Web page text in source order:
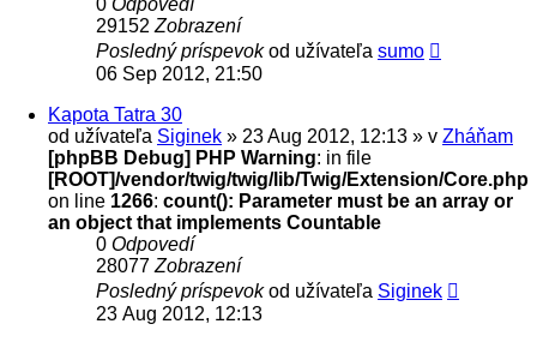
29152 Zobrazení
Posledný príspevokod užívateľa sumo
06 Sep 2012, 21:50
Kapota Tatra 30
od užívateľa Siginek » 23 Aug 2012, 12:13 » v Zháňam
[phpBB Debug] PHP Warning: in file
[ROOT]/vendor/twig/twig/lib/Twig/Extension/Core.php
on line 1266: count(): Parameter must be an array or
an object that implements Countable
0 Odpovedí
28077 Zobrazení
Posledný príspevokod užívateľa Siginek
23 Aug 2012, 12:13